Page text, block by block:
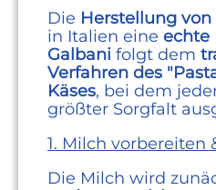
Die Herstellung von
in Italien eine echte
Galbani folgt dem
Verfahren des
Käses, bei dem
größter Sorgfalt
1. Milch vorbereiten
Die Milch wird